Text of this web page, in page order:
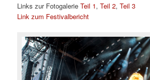
Links zur FotogalerieTeil 1,Teil 2,Teil 3
Link zum Festivalbericht